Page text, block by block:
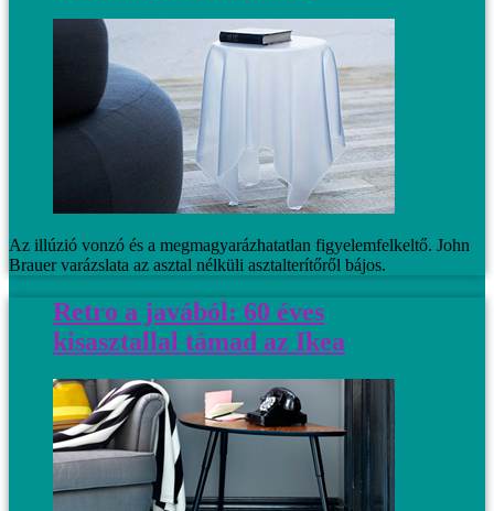
Az illúzió vonzó és a megmagyarázhatatlan figyelemfelkeltő. John
Brauer varázslata az asztal nélküli asztalterítőről bájos.
Retro a javából: 60 éves
kisasztallal támad az Ikea